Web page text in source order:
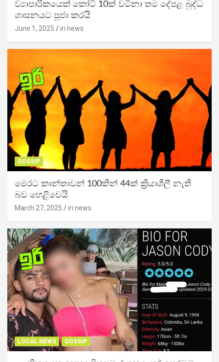
ව්‍යාපාරිකයෙක් කෝටි 10ක් වටිනා තම දේපළ බුද්ධ
ශාසනයට පූජා කරයි
June 1, 2025 iri news
GOSSIP
මෙරට කාන්තාවන් 100කින් 44ක් ක්‍රියාශීලී නැති
බව හෙළිවෙයි
March 27, 2025 iri news
LOCAL NEWS GOSSIP